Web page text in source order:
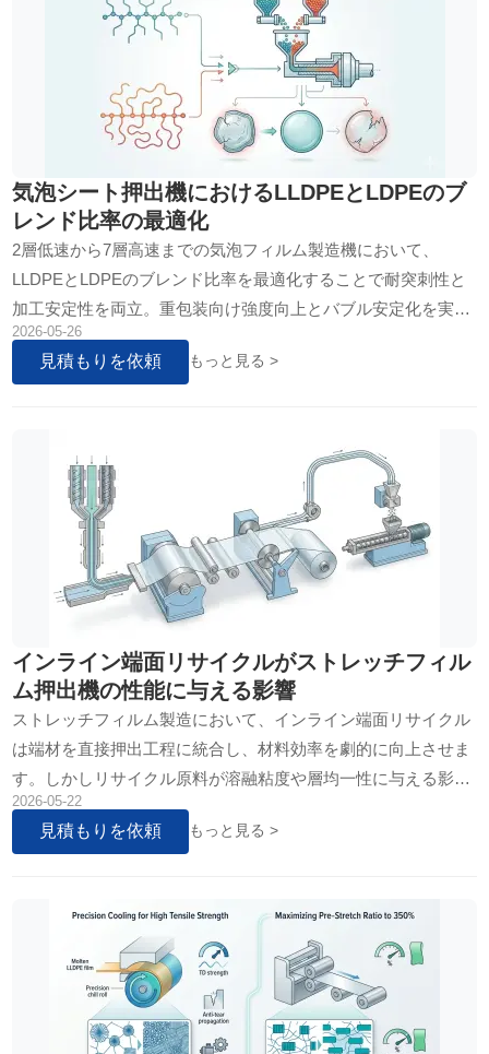
気泡シート押出機におけるLLDPEとLDPEのブ
レンド比率の最適化
2層低速から7層高速までの気泡フィルム製造機において、
LLDPEとLDPEのブレンド比率を最適化することで耐突刺性と
加工安定性を両立。重包装向け強度向上とバブル安定化を実現
し、歩留まりと投資収益率を最大化する技術解説。
2026-05-26
見積もりを依頼 もっと見る >
インライン端面リサイクルがストレッチフィル
ム押出機の性能に与える影響
ストレッチフィルム製造において、インライン端面リサイクル
は端材を直接押出工程に統合し、材料効率を劇的に向上させま
す。しかしリサイクル原料が溶融粘度や層均一性に与える影響
を制御せねば、品質劣化を招きます。本稿では、全自動…
2026-05-22
見積もりを依頼 もっと見る >